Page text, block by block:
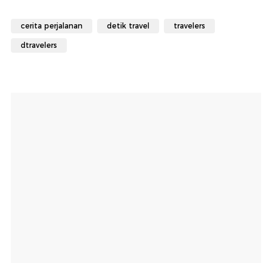
cerita perjalanan detik travel travelers
dtravelers